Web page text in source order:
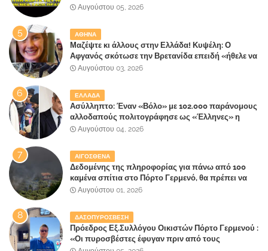
Αυγούστου 05, 2026
ΑΘΗΝΑ
Μαζέψτε κι άλλους στην Ελλάδα! Κυψέλη: Ο
Αφγανός σκότωσε την Βρετανίδα επειδή «ήθελε να
κάνει τη σύντροφό του χριστιανή»
Αυγούστου 03, 2026
ΕΛΛΑΔΑ
Ασύλληπτο: Έναν «Βόλο» με 102.000 παράνομους
αλλοδαπούς πολιτογράφησε ως «Έλληνες» η
κυβέρνηση!
Αυγούστου 04, 2026
ΑΙΓΟΣΘΕΝΑ
Δεδομένης της πληροφορίας για πάνω από 100
καμένα σπίτια στο Πόρτο Γερμενό, θα πρέπει να
αναζητηθούν ευθύνες για την ολοσχερή
επίγειου παραδείσου της Αττικής
Αυγούστου 01, 2026
ΔΑΣΟΠΥΡΟΣΒΕΣΗ
Πρόεδρος Εξ.Συλλόγου Οικιστών Πόρτο Γερμενού :
«Οι πυροσβέστες έφυγαν πριν από τους